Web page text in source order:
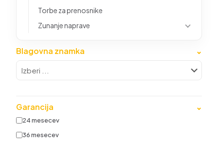
Torbe za prenosnike
Zunanje naprave
Blagovna znamka ⌄
Garancija ⌄
24 mesecev
36 mesecev